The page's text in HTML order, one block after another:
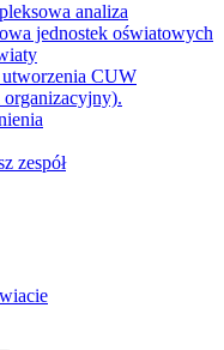
analiza
jednostek oświatowych
utworzenia CUW
zespół